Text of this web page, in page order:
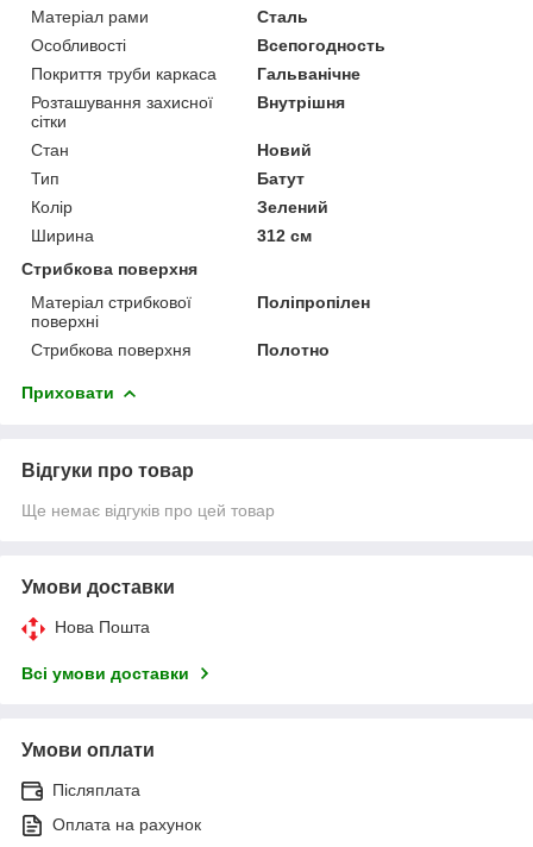
Матеріал рами
Сталь
Особливості
Всепогодность
Покриття труби каркаса
Гальванічне
Розташування захисної
сітки
Внутрішня
Стан
Новий
Тип
Батут
Колір
Зелений
Ширина
312 см
Стрибкова поверхня
Матеріал стрибкової
поверхні
Поліпропілен
Стрибкова поверхня Полотно
Приховати
Відгуки про товар
Ще немає відгуків про цей товар
Умови доставки
Нова Пошта
Всі умови доставки
Умови оплати
Післяплата
Оплата на рахунок